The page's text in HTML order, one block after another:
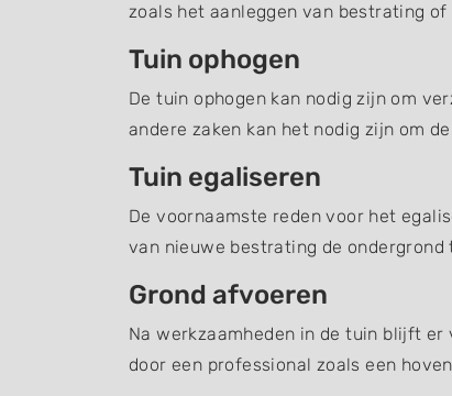
zoals het aanleggen van bestrating
Tuin ophogen
De tuin ophogen kan nodig zijn om
andere zaken kan het nodig zijn om
Tuin egaliseren
De voornaamste reden voor het
van nieuwe bestrating de
Grond afvoeren
Na werkzaamheden in de tuin blijft
door een professional zoals een